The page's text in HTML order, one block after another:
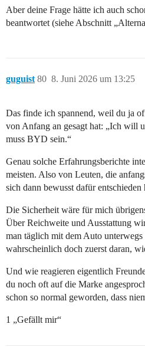
Aber deine Frage hätte ich auch
beantwortet (siehe Abschnitt
guguist 8. Juni 2026 um 13:25
80
Das finde ich spannend, weil du ja
von Anfang an gesagt hat: „Ich will
muss BYD sein.“
Genau solche Erfahrungsberichte
meisten. Also von Leuten, die
sich dann bewusst dafür entschieden
Die Sicherheit wäre für mich
Über Reichweite und Ausstattung
man täglich mit dem Auto
wahrscheinlich doch zuerst daran,
Und wie reagieren eigentlich
du noch oft auf die Marke
schon so normal geworden, dass
1 „Gefällt mir“